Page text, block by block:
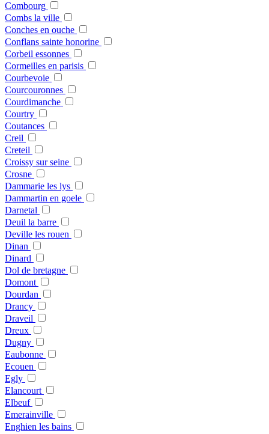
Combourg
Combs la ville
Conches en ouche
Conflans sainte honorine
Corbeil essonnes
Cormeilles en parisis
Courbevoie
Courcouronnes
Courdimanche
Courtry
Coutances
Creil
Creteil
Croissy sur seine
Crosne
Dammarie les lys
Dammartin en goele
Darnetal
Deuil la barre
Deville les rouen
Dinan
Dinard
Dol de bretagne
Domont
Dourdan
Drancy
Draveil
Dreux
Dugny
Eaubonne
Ecouen
Egly
Elancourt
Elbeuf
Emerainville
Enghien les bains